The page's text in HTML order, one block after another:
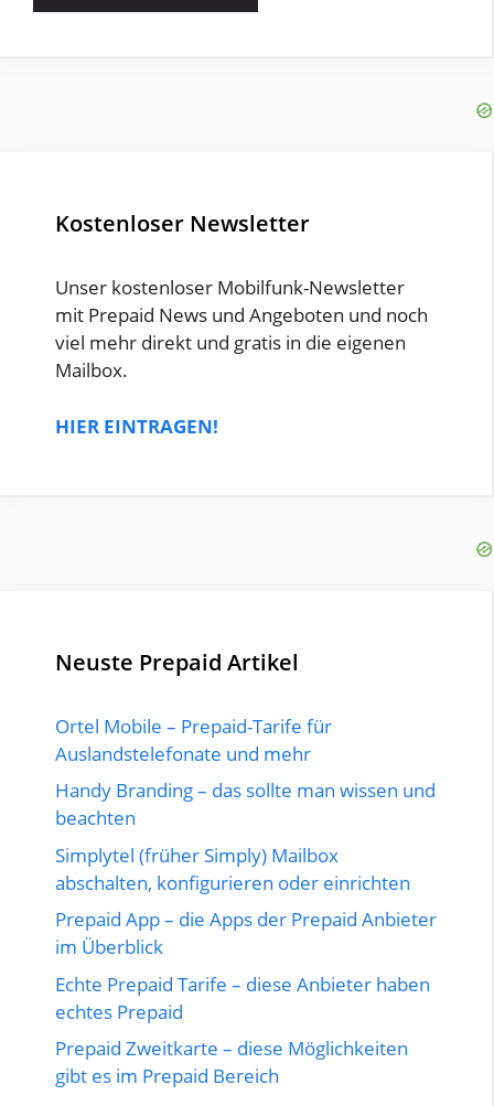
Kostenloser Newsletter
Unser kostenloser Mobilfunk-Newsletter
mit Prepaid News und Angeboten und noch
viel mehr direkt und gratis in die eigenen
Mailbox.
HIER EINTRAGEN!
Neuste Prepaid Artikel
Ortel Mobile – Prepaid-Tarife für
Auslandstelefonate und mehr
Handy Branding – das sollte man wissen und
beachten
Simplytel (früher Simply) Mailbox
abschalten, konfigurieren oder einrichten
Prepaid App – die Apps der Prepaid Anbieter
im Überblick
Echte Prepaid Tarife – diese Anbieter haben
echtes Prepaid
Prepaid Zweitkarte – diese Möglichkeiten
gibt es im Prepaid Bereich